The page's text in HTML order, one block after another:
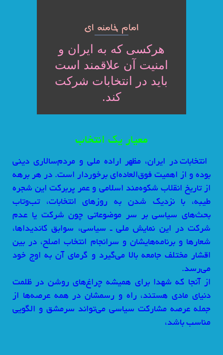
امام خامنه ای
هرکسی که به ایران و
امنیت آن علاقمند است
باید در انتخابات شرکت
کند.
معیار یک انتخاب
انتخابات در ایران، مظهر اراده ملی و مردم‌سالاری دینی
بوده و از اهمیت فوق‌العاده‌ای برخوردار است. در هر برهه
از تاریخ انقلاب شکوه‌مند اسلامی و عمر پربرکت این شجره
طیبه،‌ با نزدیک شدن به روزهای انتخابات، تب‌وتاب
بحث‌های سیاسی بر سر موضوعاتی چون شرکت یا عدم
شرکت در این نمایش ملی ـ‌ سیاسی،‌ سوابق کاندیداها،
شعارها و برنامه‌هایشان و سرانجام انتخاب اصلح،‌ در بین
اقشار مختلف جامعه بالا می‌گیرد و گرمای آن به اوج خود
می‌رسد.
از آنجا که شهدا برای همیشه چراغ‌های روشن در ظلمت
دنیای مادی هستند، راه و رسمشان در همه عرصه‌ها از
جمله عرصه مشارکت سیاسی می‌تواند سرمشق و الگویی
مناسب باشد،